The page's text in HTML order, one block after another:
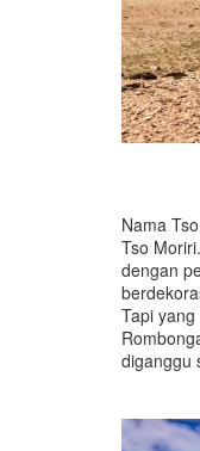
Nama
Tso
dengan
Tapi
diganggu